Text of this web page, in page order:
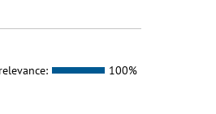
relevance: 100%